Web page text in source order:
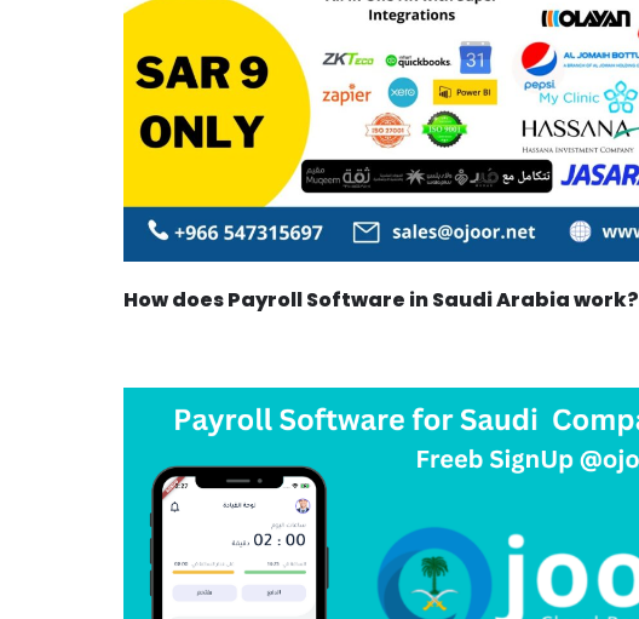
How does Payroll Software in Saudi Arabia work?